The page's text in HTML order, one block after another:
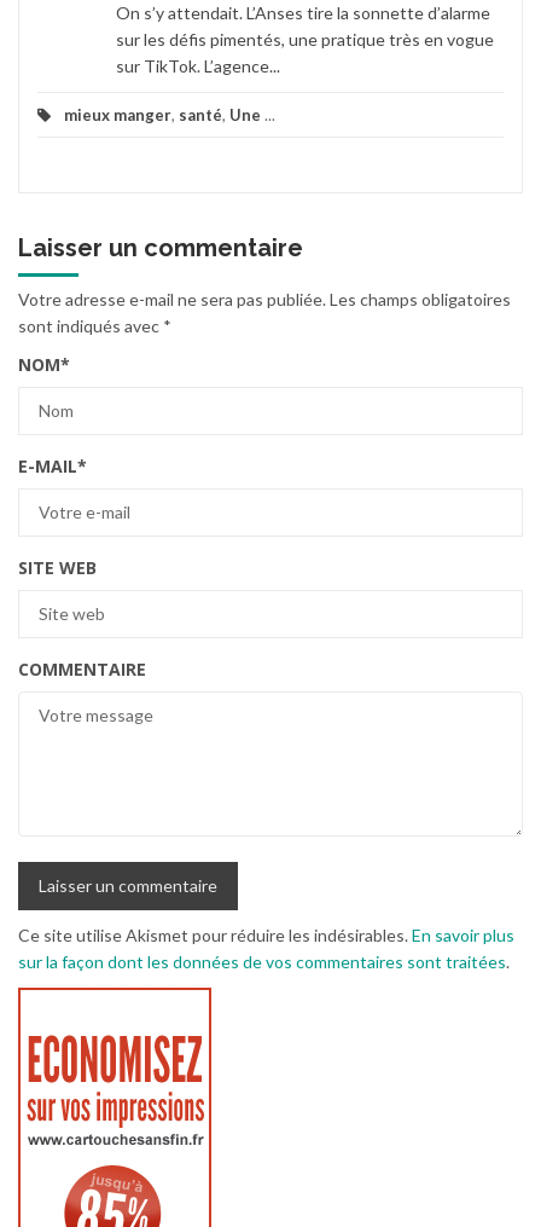
On s’y attendait. L’Anses tire la sonnette d’alarme
sur les défis pimentés, une pratique très en vogue
sur TikTok. L’agence...
mieux manger, santé, Une ...
Laisser un commentaire
Votre adresse e-mail ne sera pas publiée.Les champs obligatoires
sont indiqués avec *
NOM*
E-MAIL*
SITE WEB
COMMENTAIRE
Ce site utilise Akismet pour réduire les indésirables.En savoir plus
sur la façon dont les données de vos commentaires sont traitées.